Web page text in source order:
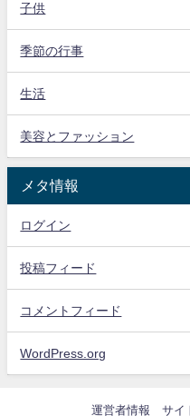
子供
季節の行事
生活
美容とファッション
メタ情報
ログイン
投稿フィード
コメントフィード
WordPress.org
運営者情報 サイ